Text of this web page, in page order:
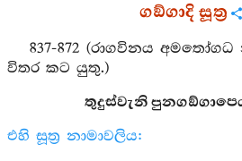
ගඞ්ගාදි සූත්‍ර
837-872 (රාගවිනය
විතර කට යුතු.)
තුදුස්වැනි
එහි සූත්‍ර නාමාවලිය: